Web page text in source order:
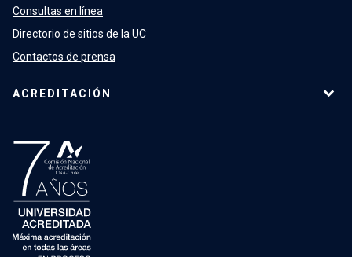
Consultas en línea
Directorio de sitios de la UC
Contactos de prensa
ACREDITACIÓN